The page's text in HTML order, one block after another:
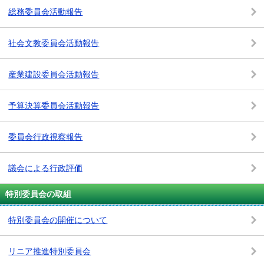
総務委員会活動報告
社会文教委員会活動報告
産業建設委員会活動報告
予算決算委員会活動報告
委員会行政視察報告
議会による行政評価
特別委員会の取組
特別委員会の開催について
リニア推進特別委員会